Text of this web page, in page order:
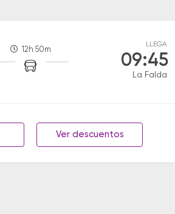
12h 50m
LLEGA
09:45
La Falda
Ver descuentos